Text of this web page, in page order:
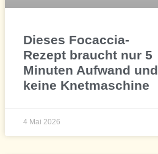
Dieses Focaccia-
Rezept braucht nur 5
Minuten Aufwand und
keine Knetmaschine
4 Mai 2026